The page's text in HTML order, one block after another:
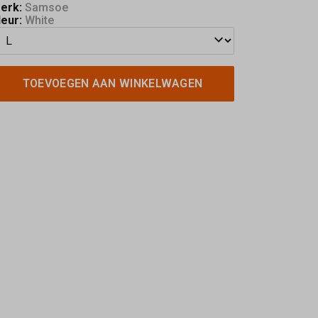
Samsoe
White
TOEVOEGEN AAN WINKELWAGEN